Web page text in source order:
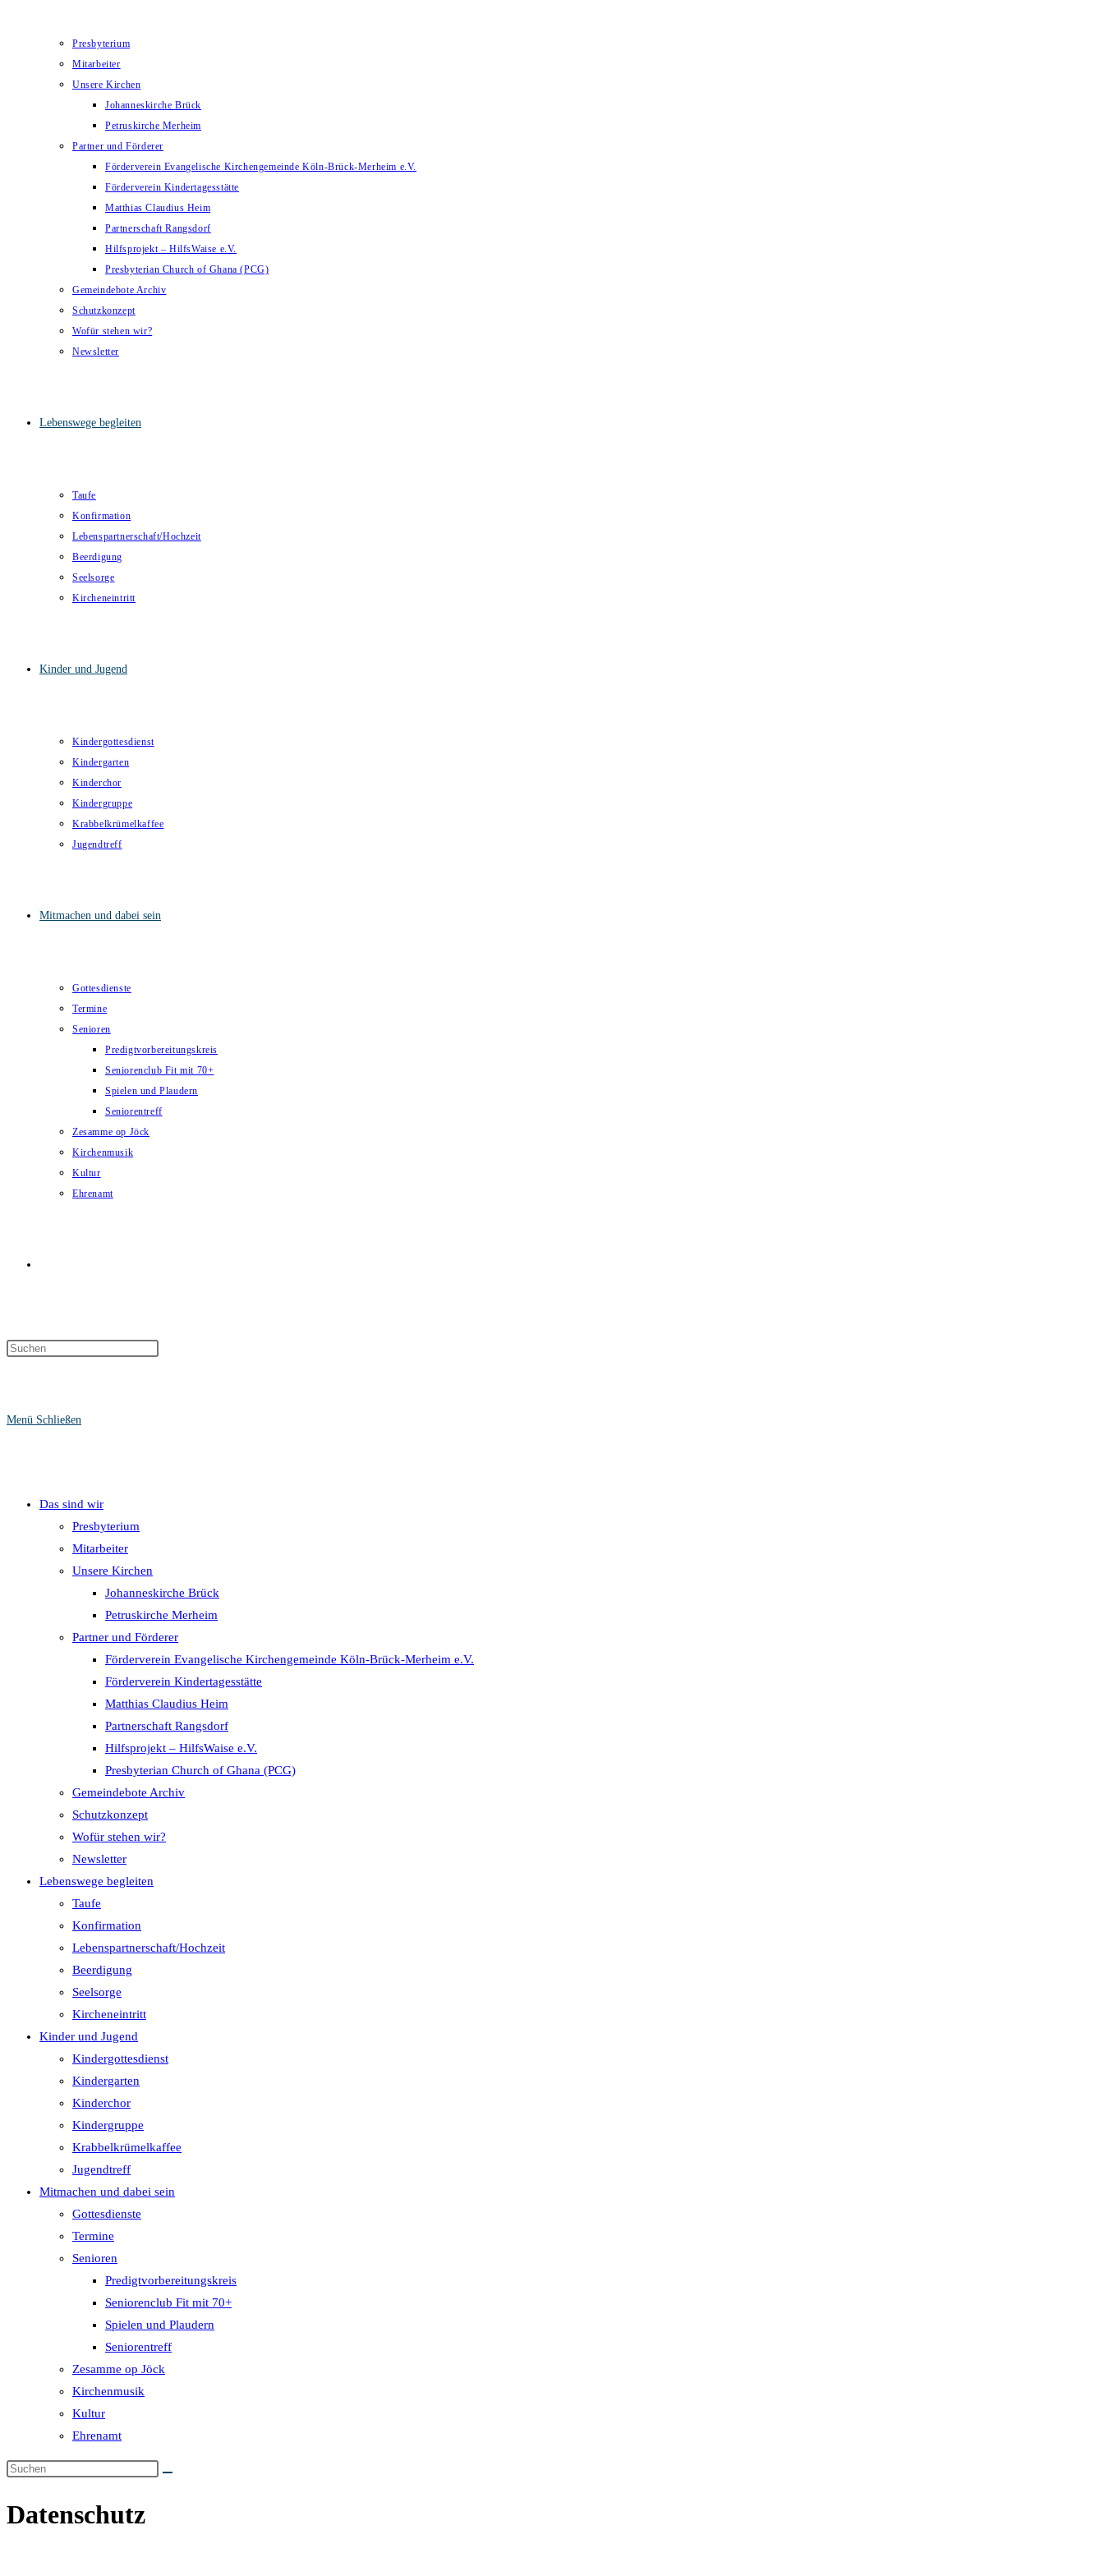
Presbyterium
Mitarbeiter
Unsere Kirchen
Johanneskirche Brück
Petruskirche Merheim
Partner und Förderer
Förderverein Evangelische Kirchengemeinde Köln-Brück-Merheim e.V.
Förderverein Kindertagesstätte
Matthias Claudius Heim
Partnerschaft Rangsdorf
Hilfsprojekt – HilfsWaise e.V.
Presbyterian Church of Ghana (PCG)
Gemeindebote Archiv
Schutzkonzept
Wofür stehen wir?
Newsletter
Lebenswege begleiten
Taufe
Konfirmation
Lebenspartnerschaft/Hochzeit
Beerdigung
Seelsorge
Kircheneintritt
Kinder und Jugend
Kindergottesdienst
Kindergarten
Kinderchor
Kindergruppe
Krabbelkrümelkaffee
Jugendtreff
Mitmachen und dabei sein
Gottesdienste
Termine
Senioren
Predigtvorbereitungskreis
Seniorenclub Fit mit 70+
Spielen und Plaudern
Seniorentreff
Zesamme op Jöck
Kirchenmusik
Kultur
Ehrenamt
umschalten
Menü Schließen
Das sind wir
Presbyterium
Mitarbeiter
Unsere Kirchen
Johanneskirche Brück
Petruskirche Merheim
Partner und Förderer
Förderverein Evangelische Kirchengemeinde Köln-Brück-Merheim e.V.
Förderverein Kindertagesstätte
Matthias Claudius Heim
Partnerschaft Rangsdorf
Hilfsprojekt – HilfsWaise e.V.
Presbyterian Church of Ghana (PCG)
Gemeindebote Archiv
Schutzkonzept
Wofür stehen wir?
Newsletter
Lebenswege begleiten
Taufe
Konfirmation
Lebenspartnerschaft/Hochzeit
Beerdigung
Seelsorge
Kircheneintritt
Kinder und Jugend
Kindergottesdienst
Kindergarten
Kinderchor
Kindergruppe
Krabbelkrümelkaffee
Jugendtreff
Mitmachen und dabei sein
Gottesdienste
Termine
Senioren
Predigtvorbereitungskreis
Seniorenclub Fit mit 70+
Spielen und Plaudern
Seniorentreff
Zesamme op Jöck
Kirchenmusik
Kultur
Ehrenamt
Datenschutz